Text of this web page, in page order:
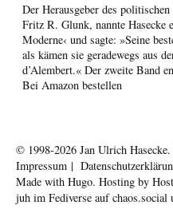
Der Herausgeber des
Fritz R. Glunk, nannte Hasecke
Moderne‹ und sagte: »Seine
als kämen sie geradewegs aus
d’Alembert.« Der zweite Band
Bei Amazon bestellen
© 1998-2026 Jan Ulrich Hasecke.
Impressum |
Made with Hugo. Hosting by
juh im Fediverse aufchaos.social